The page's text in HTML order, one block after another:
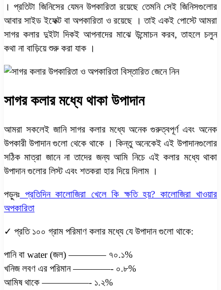
। প্রতিটা জিনিসের যেমন উপকারিতা রয়েছে তেমনি সেই জিনিসগুলোর
আবার সাইড ইফেক্ট বা অপকারিতা ও রয়েছে । তাই একই পোস্টে আমরা
সাগর কলার দুইটা দিকই আপনাদের মাঝে উন্মোচন করব, তাহলে চলুন
কথা না বাড়িয়ে শুরু করা যাক ।
সাগর কলার মধ্যে থাকা উপাদান
আমরা সকলেই জানি সাগর কলার মধ্যে অনেক গুরুত্বপূর্ণ এবং অনেক
উপকারী উপাদান গুলো থেকে থাকে । কিন্তু অনেকেই এই উপাদানগুলোর
সঠিক মাত্রা জানে না তাদের জন্য আমি নিচে এই কলার মধ্যে থাকা
উপাদান গুলোর লিস্ট এবং শতকরা হার দিয়ে দিলাম ।
পড়ুনঃ প্রতিদিন কালোজিরা খেলে কি ক্ষতি হয়? কালোজিরা খাওয়ার
অপকারিতা
✓ প্রতি ১০০ গ্রাম পরিমাণ কলার মধ্যে যে উপাদান গুলো থাকে:
পানি বা water (জল) ———— ৭০.১%
খনিজ লবণ এর পরিমান ————- ০.৮%
আমিষ থাকে —————- ১.২%